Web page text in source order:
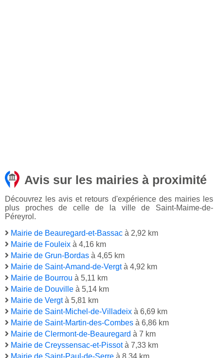
Avis sur les mairies à proximité
Découvrez les avis et retours d'expérience des mairies les
plus proches de celle de la ville de Saint-Maime-de-
Péreyrol.
Mairie de Beauregard-et-Bassac à 2,92 km
Mairie de Fouleix à 4,16 km
Mairie de Grun-Bordas à 4,65 km
Mairie de Saint-Amand-de-Vergtà 4,92 km
Mairie de Bourrou à 5,11 km
Mairie de Douville à 5,14 km
Mairie de Vergtà 5,81 km
Mairie de Saint-Michel-de-Villadeix à 6,69 km
Mairie de Saint-Martin-des-Combes à 6,86 km
Mairie de Clermont-de-Beauregard à 7 km
Mairie de Creyssensac-et-Pissotà 7,33 km
Mairie de Saint-Paul-de-Serre à 8,34 km